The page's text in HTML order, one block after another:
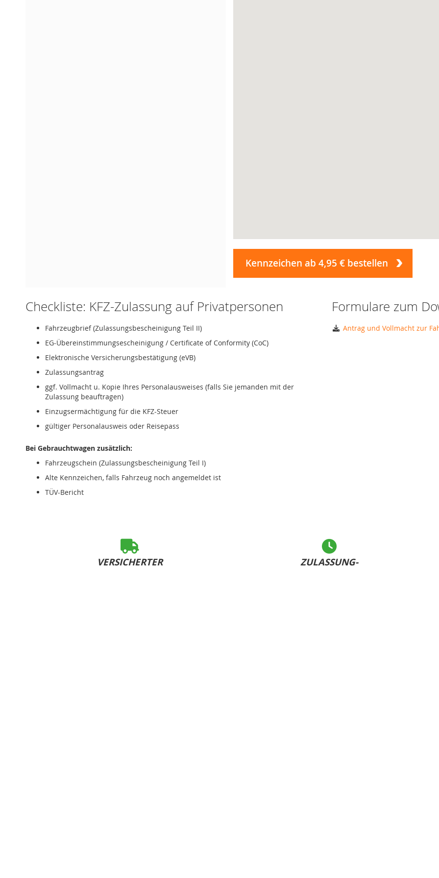
Kennzeichen ab 4,95 € bestellen
Checkliste: KFZ-Zulassung auf Privatpersonen
Fahrzeugbrief (Zulassungsbescheinigung Teil II)
EG-Übereinstimmungsescheinigung / Certificate of Conformity (CoC)
Elektronische Versicherungsbestätigung (eVB)
Zulassungsantrag
ggf. Vollmacht u. Kopie Ihres Personalausweises (falls Sie jemanden mit der
Zulassung beauftragen)
Einzugsermächtigung für die KFZ-Steuer
gültiger Personalausweis oder Reisepass
Bei Gebrauchtwagen zusätzlich:
Fahrzeugschein (Zulassungsbescheinigung Teil I)
Alte Kennzeichen, falls Fahrzeug noch angemeldet ist
TÜV-Bericht
Formulare zum
Antrag und Vollmacht zur
VERSICHERTER
ZULASSUNG-